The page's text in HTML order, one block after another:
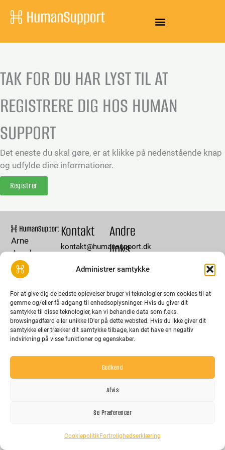
Administrer samtykke
For at give dig de bedste oplevelser bruger vi teknologier som cookies til at
gemme og/eller få adgang til enhedsoplysninger. Hvis du giver dit
samtykke til disse teknologier, kan vi behandle data som f.eks.
browsingadfærd eller unikke ID'er på dette websted. Hvis du ikke giver dit
samtykke eller trækker dit samtykke tilbage, kan det have en negativ
indvirkning på visse funktioner og egenskaber.
Godkend
Afvis
Se Præferencer
CookiepolitikFortrolighedserklæring
TAK FOR DU HAR LYST TIL AT
REGISTRERE DIG HOS HUMAN
SUPPORT
Det eneste du skal gøre, er at klikke på nedenstående knap
og udfylde dine informationer.
Registrer
Arne
Jacobsen
Allé 15
2300
København
S
CVR-nr.:
40731563
DA EN
Kontakt
kontakt@humansupport.dk
L
i
n
k
d
n
I
n
s
t
g
a
Andre
links
HumanSupport
Privatpolitik
Cookies og
datahåntering
Lorem ipsum dolor sit amet, consectetur adipiscing elit.